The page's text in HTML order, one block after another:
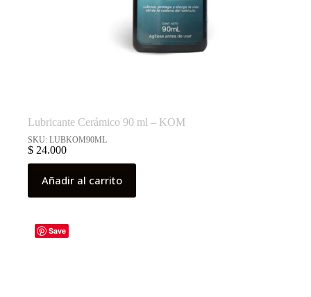
Lubricante Cerámico 90 ml – KOM
SKU: LUBKOM90ML
$ 24.000
Añadir al carrito
Save